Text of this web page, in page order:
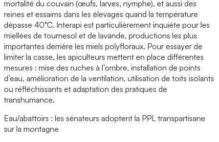
mortalité du couvain (œufs, larves, nymphe), et aussi des
reines et essaims dans les élevages quand la température
dépasse 40°C. Interapi est particulièrement inquiète pour les
miellées de tournesol et de lavande, productions les plus
importantes derrière les miels polyfloraux. Pour essayer de
limiter la casse, les apiculteurs mettent en place différentes
mesures : mise des ruches à l’ombre, installation de points
d’eau, amélioration de la ventilation, utilisation de toits isolants
ou réfléchissants et adaptation des pratiques de
transhumance.
Eau/abattoirs : les sénateurs adoptent la PPL transpartisane
sur la montagne